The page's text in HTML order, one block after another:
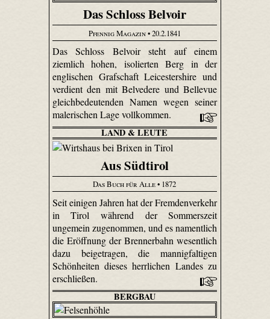
Das Schloss Belvoir
Pfennig Magazin• 20.2.1841
Das Schloss Belvoir steht auf einem
ziemlich hohen, isolierten Berg in der
englischen Grafschaft Leicester­shire und
verdient den mit Belvedere und Bellevue
gleichbedeutenden Namen wegen seiner
malerischen Lage vollkommen.
LAND & LEUTE
Aus Südtirol
Das Buch für Alle• 1872
Seit einigen Jahren hat der Fremdenverkehr
in Tirol während der Sommers­zeit
ungemein zugenommen, und es namentlich
die Eröffnung der Brennerbahn wesentlich
dazu beigetragen, die mannigfaltigen
Schönheiten dieses herrlichen Landes zu
erschließen.
BERGBAU